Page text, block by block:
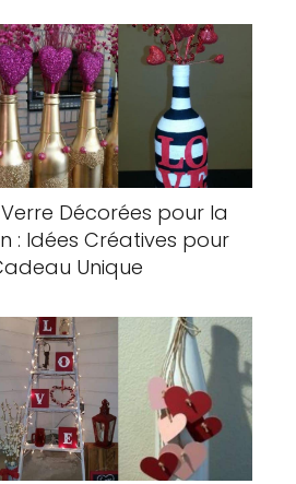
Décorées pour la
: Idées Créatives pour
Unique